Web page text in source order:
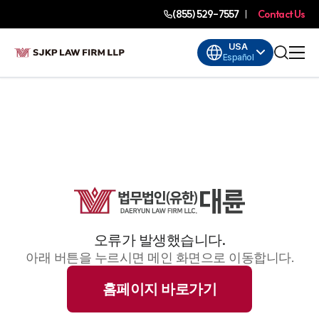
(855) 529-7557 Contact Us
USA
Español
오류가 발생했습니다.
아래 버튼을 누르시면 메인 화면으로 이동합니다.
홈페이지 바로가기